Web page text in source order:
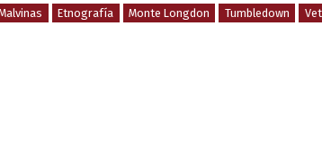
Etnografía Monte Longdon Tumbledown